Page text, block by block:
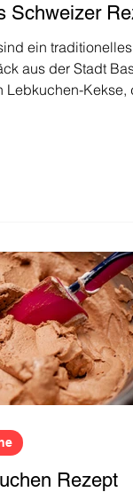
Schweizer
ein traditionelles
aus der Stadt
Lebkuchen-Kekse,
Rezept